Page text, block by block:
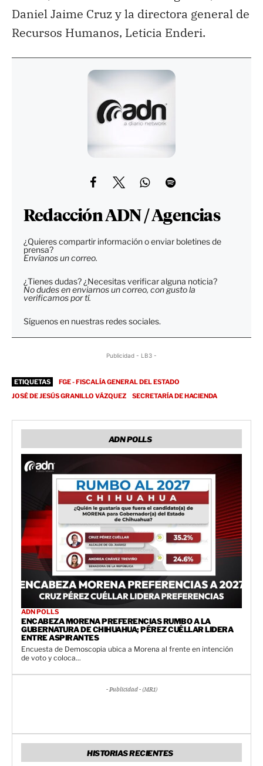
Daniel Jaime Cruz y la directora general de
Recursos Humanos, Leticia Enderi.
Redacción ADN / Agencias
¿Quieres compartir información o enviar boletines de
prensa?
Envíanos un correo.
¿Tienes dudas? ¿Necesitas verificar alguna noticia?
No dudes en enviarnos un correo, con gusto la
verificamos por tí.
Síguenos en nuestras redes sociales.
Publicidad - LB3 -
ETIQUETAS
FGE - FISCALÍA GENERAL DEL ESTADO
JOSÉ DE JESÚS GRANILLO VÁZQUEZ
SECRETARÍA DE HACIENDA
ADN POLLS
ADN POLLS
ENCABEZA MORENA PREFERENCIAS RUMBO A LA
GUBERNATURA DE CHIHUAHUA; PÉREZ CUÉLLAR LIDERA
ENTRE ASPIRANTES
Encuesta de Demoscopia ubica a Morena al frente en intención
de voto y coloca...
- Publicidad - (MR1)
HISTORIAS RECIENTES